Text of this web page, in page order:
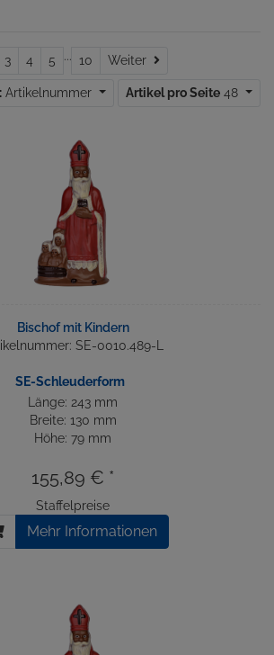
3 4 5 ... 10 Weiter
Artikelnummer Artikel pro Seite 48
Bischof mit Kindern
SE-0010.489-L
SE-Schleuderform
Länge: 243 mm
Breite: 130 mm
Höhe: 79 mm
155,89 € *
Staffelpreise
Mehr Informationen